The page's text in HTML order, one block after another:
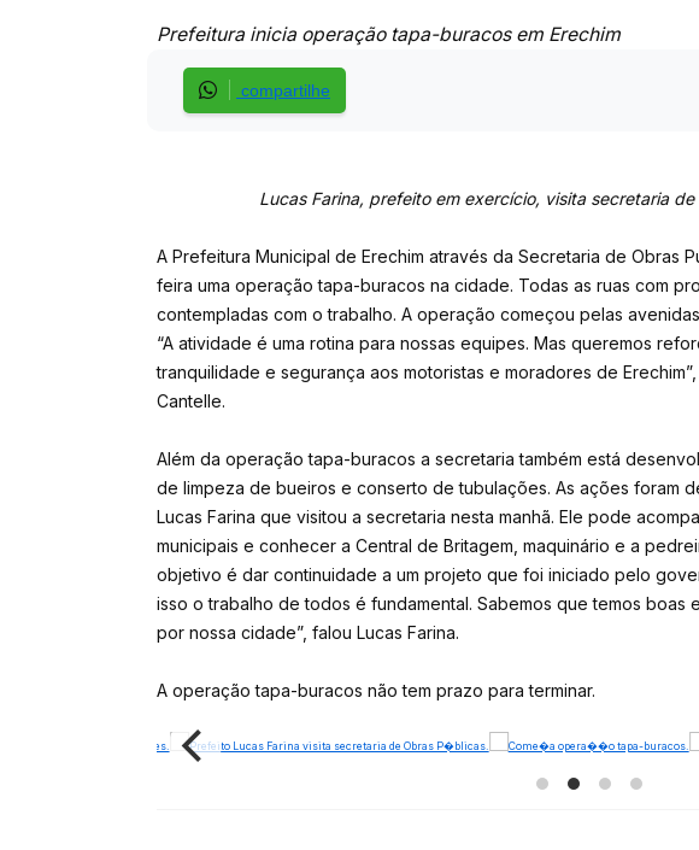
Prefeitura inicia operação tapa-buracos em Erechim
compartilhe
Lucas Farina, prefeito em exercício, visita secretaria
A Prefeitura Municipal de Erechim através da Secretaria de Obras
feira uma operação tapa-buracos na cidade. Todas as ruas com
contempladas com o trabalho. A operação começou pelas
“A atividade é uma rotina para nossas equipes. Mas queremos
tranquilidade e segurança aos motoristas e moradores de
Cantelle.
Além da operação tapa-buracos a secretaria também está
de limpeza de bueiros e conserto de tubulações. As ações foram
Lucas Farina que visitou a secretaria nesta manhã. Ele pode
municipais e conhecer a Central de Britagem, maquinário e a
objetivo é dar continuidade a um projeto que foi iniciado pelo
isso o trabalho de todos é fundamental. Sabemos que temos boas
por nossa cidade”, falou Lucas Farina.
A operação tapa-buracos não tem prazo para terminar.